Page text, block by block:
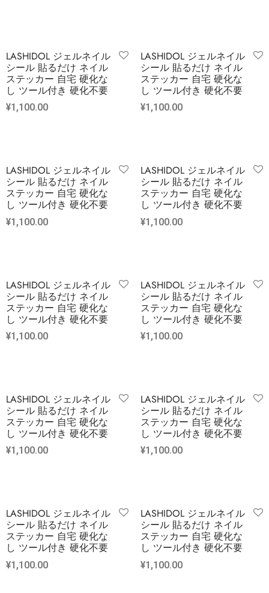
LASHIDOL ジェルネイル
シール 貼るだけ ネイル
ステッカー 自宅 硬化な
し ツール付き 硬化不要
¥1,100.00
LASHIDOL ジェルネイル
シール 貼るだけ ネイル
ステッカー 自宅 硬化な
し ツール付き 硬化不要
¥1,100.00
LASHIDOL ジェルネイル
シール 貼るだけ ネイル
ステッカー 自宅 硬化な
し ツール付き 硬化不要
¥1,100.00
LASHIDOL ジェルネイル
シール 貼るだけ ネイル
ステッカー 自宅 硬化な
し ツール付き 硬化不要
¥1,100.00
LASHIDOL ジェルネイル
シール 貼るだけ ネイル
ステッカー 自宅 硬化な
し ツール付き 硬化不要
¥1,100.00
LASHIDOL ジェルネイル
シール 貼るだけ ネイル
ステッカー 自宅 硬化な
し ツール付き 硬化不要
¥1,100.00
LASHIDOL ジェルネイル
シール 貼るだけ ネイル
ステッカー 自宅 硬化な
し ツール付き 硬化不要
¥1,100.00
LASHIDOL ジェルネイル
シール 貼るだけ ネイル
ステッカー 自宅 硬化な
し ツール付き 硬化不要
¥1,100.00
LASHIDOL ジェルネイル
シール 貼るだけ ネイル
ステッカー 自宅 硬化な
し ツール付き 硬化不要
¥1,100.00
LASHIDOL ジェルネイル
シール 貼るだけ ネイル
ステッカー 自宅 硬化な
し ツール付き 硬化不要
¥1,100.00